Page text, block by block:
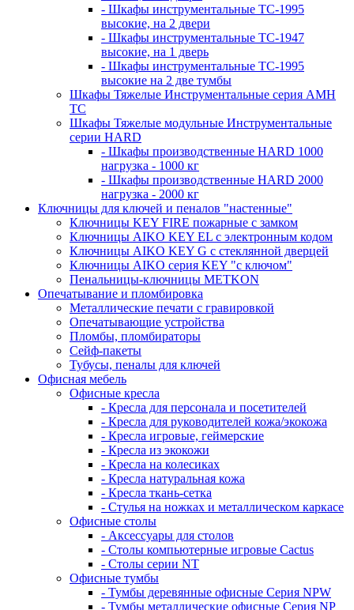
- Шкафы инструментальные TC-1995
высокие, на 2 двери
- Шкафы инструментальные ТС-1947
высокие, на 1 дверь
- Шкафы инструментальные ТС-1995
высокие на 2 две тумбы
Шкафы Тяжелые Инструментальные серия AMH
TC
Шкафы Тяжелые модульные Инструментальные
серии HARD
- Шкафы производственные HARD 1000
нагрузка - 1000 кг
- Шкафы производственные HARD 2000
нагрузка - 2000 кг
Ключницы для ключей и пеналов "настенные"
Ключницы KEY FIRE пожарные с замком
Ключницы AIKO KEY EL с электронным кодом
Ключницы AIKO KEY G с стеклянной дверцей
Ключницы AIKO серия KEY "с ключом"
Пенальницы-ключницы METKON
Опечатывание и пломбировка
Металлические печати с гравировкой
Опечатывающие устройства
Пломбы, пломбираторы
Сейф-пакеты
Тубусы, пеналы для ключей
Офисная мебель
Офисные кресла
- Кресла для персонала и посетителей
- Кресла для руководителей кожа/экокожа
- Кресла игровые, геймерские
- Кресла из экокожи
- Кресла на колесиках
- Кресла натуральная кожа
- Кресла ткань-сетка
- Стулья на ножках и металлическом каркасе
Офисные столы
- Аксессуары для столов
- Столы компьютерные игровые Cactus
- Столы серии NT
Офисные тумбы
- Тумбы деревянные офисные Серия NPW
- Тумбы металлические офисные Серия NP